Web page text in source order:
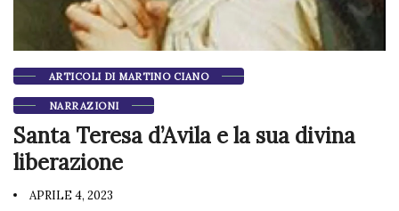
ARTICOLI DI MARTINO CIANO
NARRAZIONI
Santa Teresa d’Avila e la sua divina
liberazione
APRILE 4, 2023